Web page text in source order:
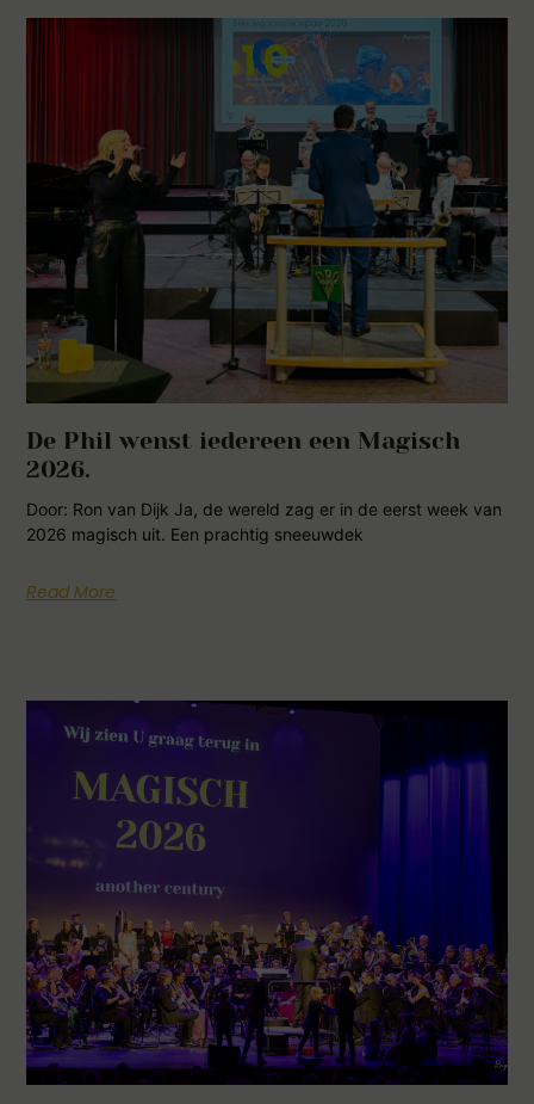
De Phil wenst iedereen een Magisch
2026.
Door: Ron van Dijk Ja, de wereld zag er in de eerst week van
2026 magisch uit. Een prachtig sneeuwdek
Read More